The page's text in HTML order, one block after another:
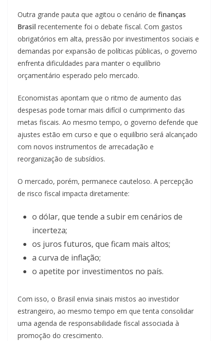
Outra grande pauta que agitou o cenário de finanças
Brasil recentemente foi o debate fiscal. Com gastos
obrigatórios em alta, pressão por investimentos sociais e
demandas por expansão de políticas públicas, o governo
enfrenta dificuldades para manter o equilíbrio
orçamentário esperado pelo mercado.
Economistas apontam que o ritmo de aumento das
despesas pode tornar mais difícil o cumprimento das
metas fiscais. Ao mesmo tempo, o governo defende que
ajustes estão em curso e que o equilíbrio será alcançado
com novos instrumentos de arrecadação e
reorganização de subsídios.
O mercado, porém, permanece cauteloso. A percepção
de risco fiscal impacta diretamente:
o dólar, que tende a subir em cenários de
incerteza;
os juros futuros, que ficam mais altos;
a curva de inflação;
o apetite por investimentos no país.
Com isso, o Brasil envia sinais mistos ao investidor
estrangeiro, ao mesmo tempo em que tenta consolidar
uma agenda de responsabilidade fiscal associada à
promoção do crescimento.